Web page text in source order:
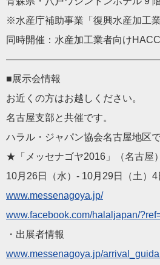
※水産庁補助事業「復興水産加工
同時開催：水産加工業者向け
■展示会情報
お近くの方はお越しください。
名古屋支部と共催です。
ハラル・ジャパン協会名古屋地区
★「メッセナゴヤ2016」（名古屋
10月26日（水）- 10月29日（土）4
www.messenagoya.jp/
www.facebook.com/halaljapan/
・出展者情報
www.messenagoya.jp/